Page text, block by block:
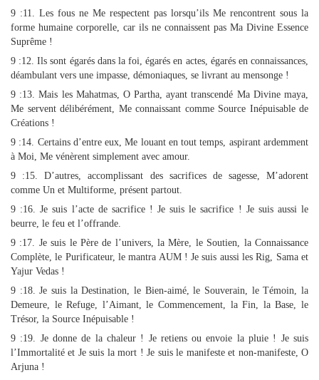
9 :11. Les fous ne Me respectent pas lorsqu’ils Me rencontrent sous la
forme humaine corporelle, car ils ne connaissent pas Ma Divine Essence
Suprême !
9 :12. Ils sont égarés dans la foi, égarés en actes, égarés en connaissances,
déambulant vers une impasse, démoniaques, se livrant au mensonge !
9 :13. Mais les Mahatmas, O Partha, ayant transcendé Ma Divine maya,
Me servent délibérément, Me connaissant comme Source Inépuisable de
Créations !
9 :14. Certains d’entre eux, Me louant en tout temps, aspirant ardemment
à Moi, Me vénèrent simplement avec amour.
9 :15. D’autres, accomplissant des sacrifices de sagesse, M’adorent
comme Un et Multiforme, présent partout.
9 :16. Je suis l’acte de sacrifice ! Je suis le sacrifice ! Je suis aussi le
beurre, le feu et l’offrande.
9 :17. Je suis le Père de l’univers, la Mère, le Soutien, la Connaissance
Complète, le Purificateur, le mantra AUM ! Je suis aussi les Rig, Sama et
Yajur Vedas !
9 :18. Je suis la Destination, le Bien-aimé, le Souverain, le Témoin, la
Demeure, le Refuge, l’Aimant, le Commencement, la Fin, la Base, le
Trésor, la Source Inépuisable !
9 :19. Je donne de la chaleur ! Je retiens ou envoie la pluie ! Je suis
l’Immortalité et Je suis la mort ! Je suis le manifeste et non-manifeste, O
Arjuna !